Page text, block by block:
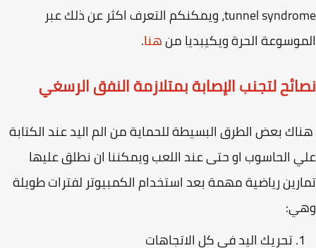
tunnel syndrome، ويمكنكم التعرف اكثر عن ذلك عبر
الحرة ويكيبديا منهنا.
لتجنب الإصابة بمتلازمة النفق الرسغي
بعض الطرق البسيطة للحماية من الم اليد عند الكتابة
الحاسوب او حتى عند اللعب ويمكننا ان نطلق عليها
رياضية مهمة بعد استخدام الكمبيوتر لفترات طويلة
تحريك اليد في كل الاتجاهات